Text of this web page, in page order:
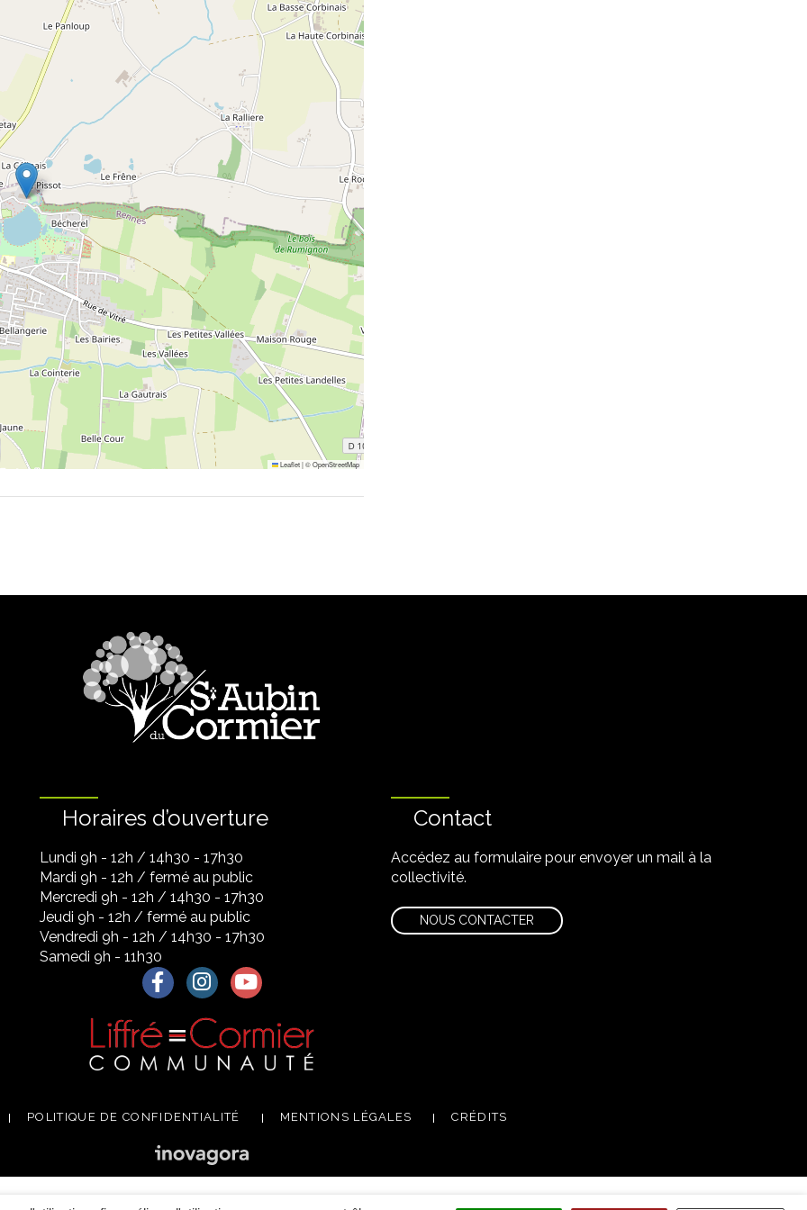
Leaflet|©OpenStreetMap
Horaires d’ouverture
Lundi 9h - 12h / 14h30 - 17h30
Mardi 9h - 12h / fermé au public
Mercredi 9h - 12h / 14h30 - 17h30
Jeudi 9h - 12h / fermé au public
Vendredi 9h - 12h / 14h30 - 17h30
Samedi 9h - 11h30
Contact
Accédez au formulaire pour envoyer un mail à la
collectivité.
NOUS CONTACTER
Lien vers le compte Facebook
Lien vers le compte Instagram
Lien vers la chaîne Youtube
POLITIQUE DE CONFIDENTIALITÉ MENTIONS LÉGALES CRÉDITS